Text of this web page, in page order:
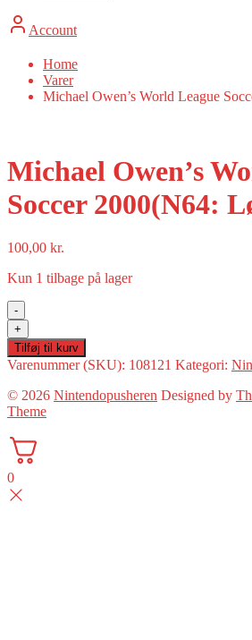
Account
Home
Varer
Michael Owen’s World League
Michael Owen’s
Soccer 2000(N64:
100,00 kr.
Kun 1 tilbage på lager
-
Michael
Owen's
World
League
Soccer
2000(N64:
Løse
spil)
antal
+
Tilføj til kurv
Varenummer (SKU): 108121 Kategori:
© 2026 Nintendopusheren Designed by
Theme
0